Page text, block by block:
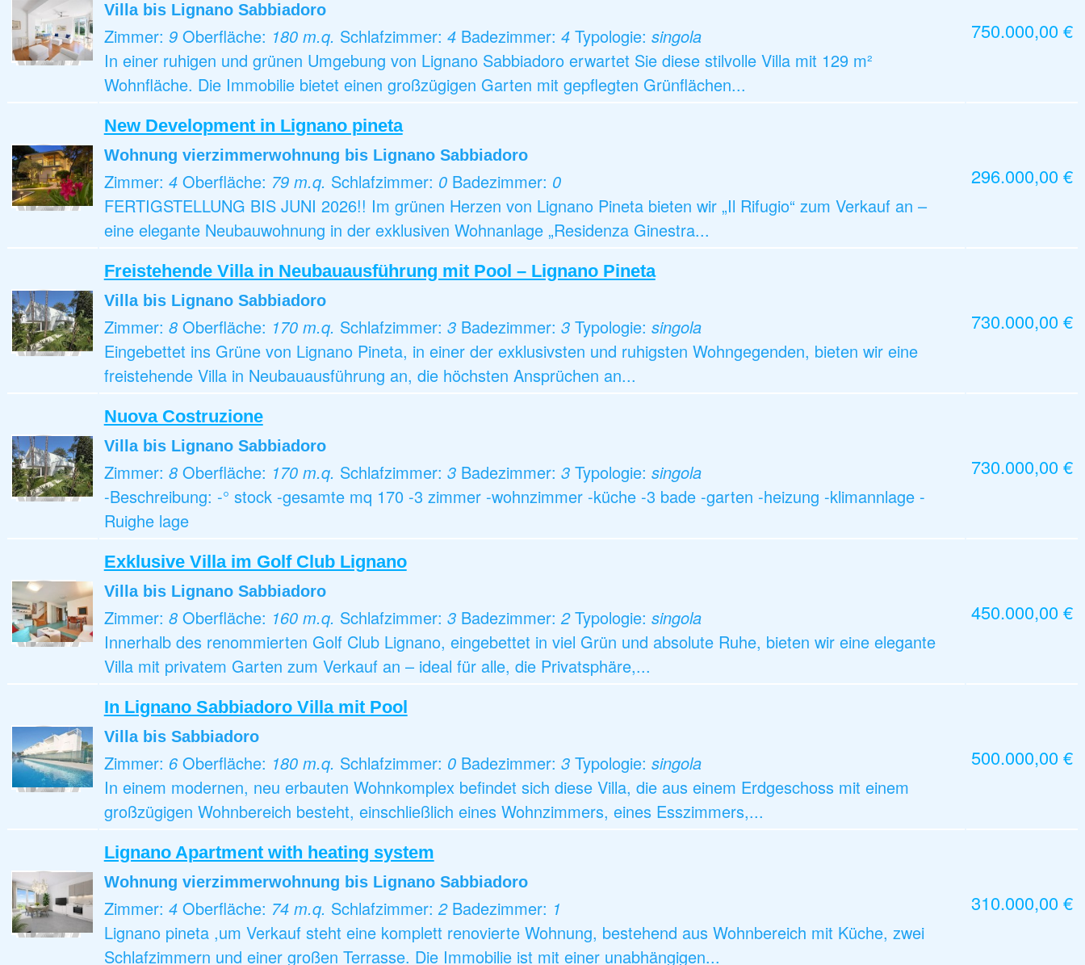
Villa bis Lignano Sabbiadoro
Zimmer: 9 Oberfläche: 180 m.q. Schlafzimmer: 4 Badezimmer: 4 Typologie: singola
In einer ruhigen und grünen Umgebung von Lignano Sabbiadoro erwartet Sie diese stilvolle Villa mit 129 m²
Wohnfläche. Die Immobilie bietet einen großzügigen Garten mit gepflegten Grünflächen...
750.000,00 €
New Development in Lignano pineta
Wohnung vierzimmerwohnung bis Lignano Sabbiadoro
Zimmer: 4 Oberfläche: 79 m.q. Schlafzimmer: 0 Badezimmer: 0
FERTIGSTELLUNG BIS JUNI 2026!! Im grünen Herzen von Lignano Pineta bieten wir „Il Rifugio“ zum Verkauf an –
eine elegante Neubauwohnung in der exklusiven Wohnanlage „Residenza Ginestra...
296.000,00 €
Freistehende Villa in Neubauausführung mit Pool – Lignano Pineta
Villa bis Lignano Sabbiadoro
Zimmer: 8 Oberfläche: 170 m.q. Schlafzimmer: 3 Badezimmer: 3 Typologie: singola
Eingebettet ins Grüne von Lignano Pineta, in einer der exklusivsten und ruhigsten Wohngegenden, bieten wir eine
freistehende Villa in Neubauausführung an, die höchsten Ansprüchen an...
730.000,00 €
Nuova Costruzione
Villa bis Lignano Sabbiadoro
Zimmer: 8 Oberfläche: 170 m.q. Schlafzimmer: 3 Badezimmer: 3 Typologie: singola
-Beschreibung: -° stock -gesamte mq 170 -3 zimmer -wohnzimmer -küche -3 bade -garten -heizung -klimannlage -
Ruighe lage
730.000,00 €
Exklusive Villa im Golf Club Lignano
Villa bis Lignano Sabbiadoro
Zimmer: 8 Oberfläche: 160 m.q. Schlafzimmer: 3 Badezimmer:2Typologie: singola
Innerhalb des renommierten Golf Club Lignano, eingebettet in viel Grün und absolute Ruhe, bieten wir eine elegante
Villa mit privatem Garten zum Verkauf an – ideal für alle, die Privatsphäre,...
450.000,00 €
In Lignano Sabbiadoro Villa mit Pool
Villa bis Sabbiadoro
Zimmer: 6 Oberfläche: 180 m.q. Schlafzimmer: 0 Badezimmer: 3 Typologie: singola
In einem modernen, neu erbauten Wohnkomplex befindet sich diese Villa, die aus einem Erdgeschoss mit einem
großzügigen Wohnbereich besteht, einschließlich eines Wohnzimmers, eines Esszimmers,...
500.000,00 €
Lignano Apartment with heating system
Wohnung vierzimmerwohnung bis Lignano Sabbiadoro
Zimmer: 4 Oberfläche: 74 m.q. Schlafzimmer:2 Badezimmer: 1
Lignano pineta ,um Verkauf steht eine komplett renovierte Wohnung, bestehend aus Wohnbereich mit Küche, zwei
Schlafzimmern und einer großen Terrasse. Die Immobilie ist mit einer unabhängigen...
310.000,00 €